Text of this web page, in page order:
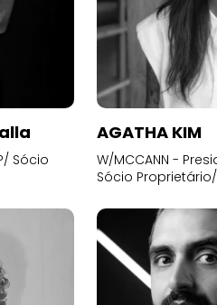
Sócio
AGATHA KIM
W/MCCANN -
Sócio